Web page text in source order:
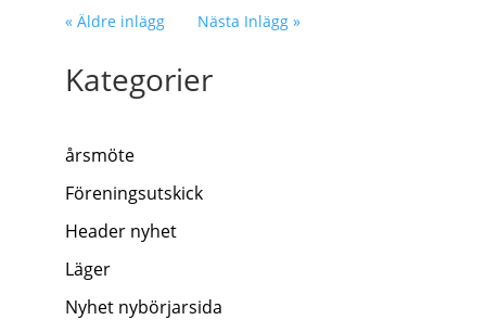
« Äldre inlägg Nästa Inlägg »
Kategorier
årsmöte
Föreningsutskick
Header nyhet
Läger
Nyhet nybörjarsida